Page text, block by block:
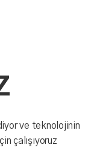
ve teknolojinin
çalışıyoruz